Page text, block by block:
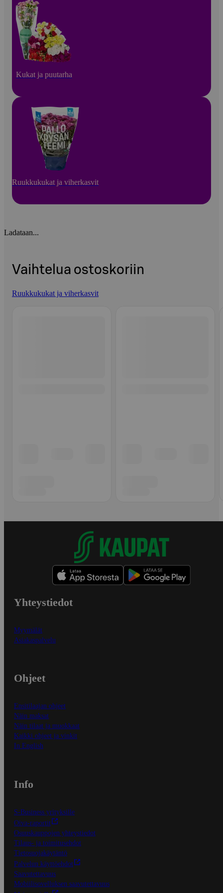
Kukat ja puutarha
Ruukkukukat ja viherkasvit
Ladataan...
Vaihtelua ostoskoriin
Ruukkukukat ja viherkasvit
Yhteystiedot
Myymälät
Asiakaspalvelu
Ohjeet
Ensitilaajan ohjeet
Näin maksat
Näin tilaat ja muokkaat
Kaikki ohjeet ja vinkit
In English
Info
S-Business yrityksille
Oiva-raportit
Osuuskauppojen yhteystiedot
Tilaus- ja toimitusehdot
Tietosuojakäytäntö
Palvelun käyttöehdot
Saavutettavuus
Mobiilisovelluksen saavutettavuus